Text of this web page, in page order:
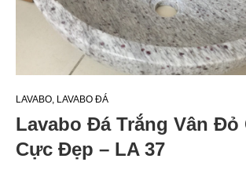
LAVABO, LAVABO ĐÁ
Lavabo Đá Trắng Vân Đỏ
Cực Đẹp – LA 37